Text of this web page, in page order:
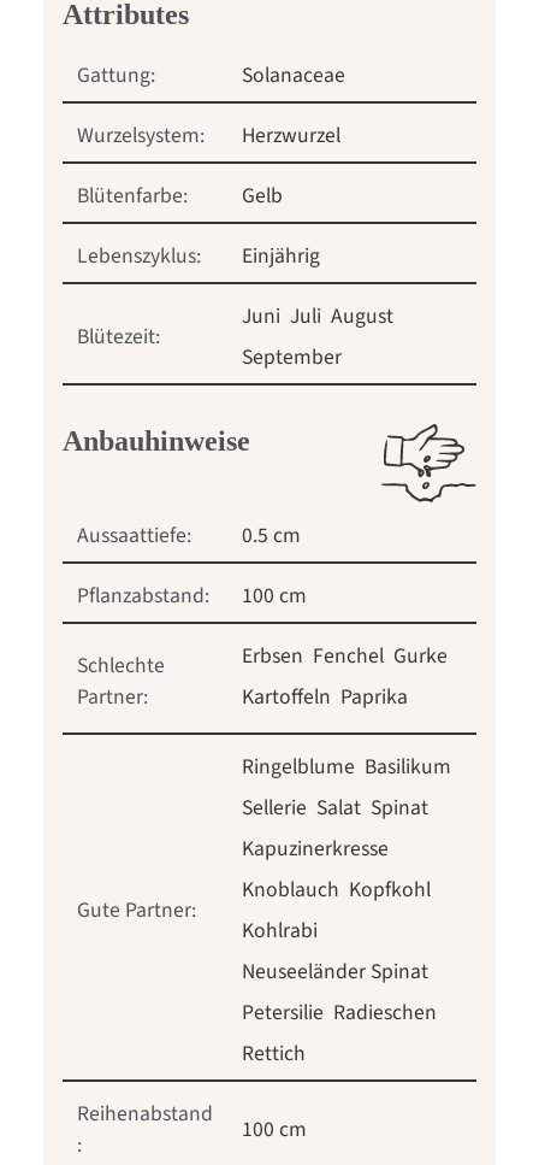
Gattung:
Solanaceae
Wurzelsystem:
Herzwurzel
Blütenfarbe:
Gelb
Lebenszyklus:
Einjährig
Blütezeit:
Juni Juli August
September
Anbauhinweise
Aussaattiefe:
0.5 cm
Pflanzabstand:
100 cm
Schlechte
Partner:
Erbsen Fenchel Gurke
Kartoffeln Paprika
Gute Partner:
Ringelblume Basilikum
Sellerie Salat Spinat
Kapuzinerkresse
Knoblauch Kopfkohl
Kohlrabi
Neuseeländer Spinat
Petersilie Radieschen
Rettich
Reihenabstand
:
100 cm